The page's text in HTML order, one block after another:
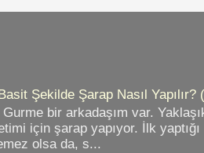
Şekilde Şarap Nasıl Yapılır?
bir arkadaşım var.
için şarap yapıyor. İlk
olsa da, s...